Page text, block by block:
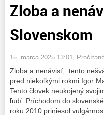
Zloba a
Slovenskom
15. marca 2025 13:01 ,
Zloba a nenávisť, tento
pred niekoľkými rokmi Igor
Tento človek neukojený
ľudí. Príchodom do
roku 2010 priniesol